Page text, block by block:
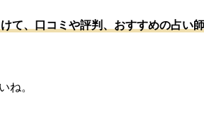
て、口コミや評判、おすすめの占い
。